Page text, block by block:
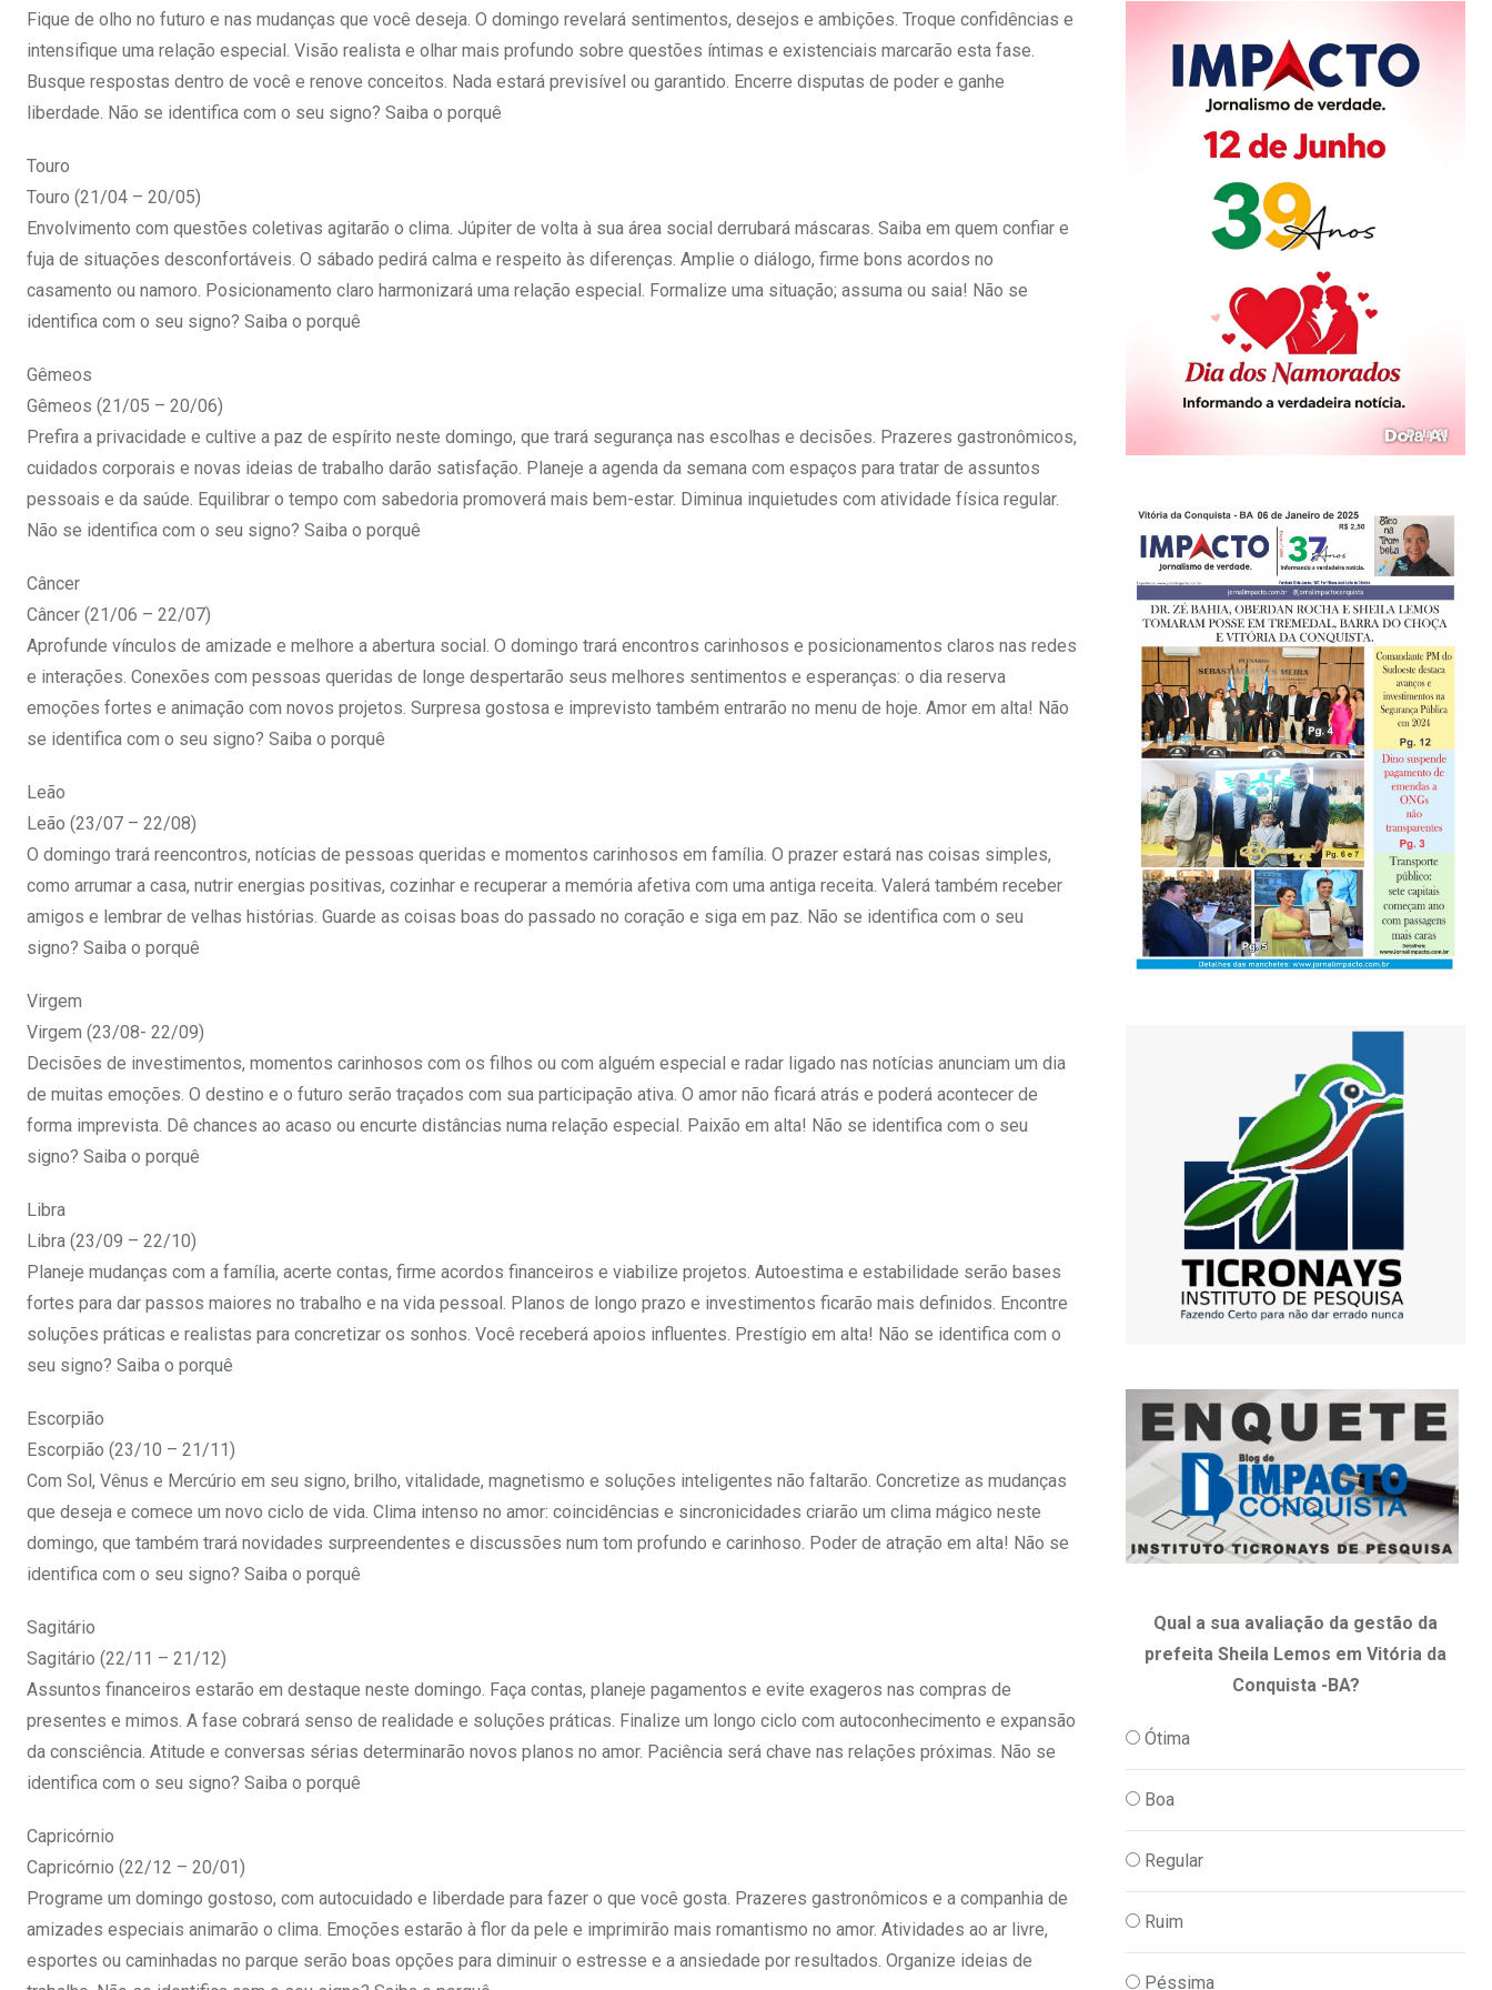
Fique de olho no futuro e nas mudanças que você deseja. O domingo revelará sentimentos, desejos e ambições. Troque confidências e
intensifique uma relação especial. Visão realista e olhar mais profundo sobre questões íntimas e existenciais marcarão esta fase.
Busque respostas dentro de você e renove conceitos. Nada estará previsível ou garantido. Encerre disputas de poder e ganhe
liberdade. Não se identifica com o seu signo? Saiba o porquê
Touro
Touro (21/04 – 20/05)
Envolvimento com questões coletivas agitarão o clima. Júpiter de volta à sua área social derrubará máscaras. Saiba em quem confiar e
fuja de situações desconfortáveis. O sábado pedirá calma e respeito às diferenças. Amplie o diálogo, firme bons acordos no
casamento ou namoro. Posicionamento claro harmonizará uma relação especial. Formalize uma situação; assuma ou saia! Não se
identifica com o seu signo? Saiba o porquê
Gêmeos
Gêmeos (21/05 – 20/06)
Prefira a privacidade e cultive a paz de espírito neste domingo, que trará segurança nas escolhas e decisões. Prazeres gastronômicos,
cuidados corporais e novas ideias de trabalho darão satisfação. Planeje a agenda da semana com espaços para tratar de assuntos
pessoais e da saúde. Equilibrar o tempo com sabedoria promoverá mais bem-estar. Diminua inquietudes com atividade física regular.
Não se identifica com o seu signo? Saiba o porquê
Câncer
Câncer (21/06 – 22/07)
Aprofunde vínculos de amizade e melhore a abertura social. O domingo trará encontros carinhosos e posicionamentos claros nas redes
e interações. Conexões com pessoas queridas de longe despertarão seus melhores sentimentos e esperanças: o dia reserva
emoções fortes e animação com novos projetos. Surpresa gostosa e imprevisto também entrarão no menu de hoje. Amor em alta! Não
se identifica com o seu signo? Saiba o porquê
Leão
Leão (23/07 – 22/08)
O domingo trará reencontros, notícias de pessoas queridas e momentos carinhosos em família. O prazer estará nas coisas simples,
como arrumar a casa, nutrir energias positivas, cozinhar e recuperar a memória afetiva com uma antiga receita. Valerá também receber
amigos e lembrar de velhas histórias. Guarde as coisas boas do passado no coração e siga em paz. Não se identifica com o seu
signo? Saiba o porquê
Virgem
Virgem (23/08- 22/09)
Decisões de investimentos, momentos carinhosos com os filhos ou com alguém especial e radar ligado nas notícias anunciam um dia
de muitas emoções. O destino e o futuro serão traçados com sua participação ativa. O amor não ficará atrás e poderá acontecer de
forma imprevista. Dê chances ao acaso ou encurte distâncias numa relação especial. Paixão em alta! Não se identifica com o seu
signo? Saiba o porquê
Libra
Libra (23/09 – 22/10)
Planeje mudanças com a família, acerte contas, firme acordos financeiros e viabilize projetos. Autoestima e estabilidade serão bases
fortes para dar passos maiores no trabalho e na vida pessoal. Planos de longo prazo e investimentos ficarão mais definidos. Encontre
soluções práticas e realistas para concretizar os sonhos. Você receberá apoios influentes. Prestígio em alta! Não se identifica com o
seu signo? Saiba o porquê
Escorpião
Escorpião (23/10 – 21/11)
Com Sol, Vênus e Mercúrio em seu signo, brilho, vitalidade, magnetismo e soluções inteligentes não faltarão. Concretize as mudanças
que deseja e comece um novo ciclo de vida. Clima intenso no amor: coincidências e sincronicidades criarão um clima mágico neste
domingo, que também trará novidades surpreendentes e discussões num tom profundo e carinhoso. Poder de atração em alta! Não se
identifica com o seu signo? Saiba o porquê
Sagitário
Sagitário (22/11 – 21/12)
Assuntos financeiros estarão em destaque neste domingo. Faça contas, planeje pagamentos e evite exageros nas compras de
presentes e mimos. A fase cobrará senso de realidade e soluções práticas. Finalize um longo ciclo com autoconhecimento e expansão
da consciência. Atitude e conversas sérias determinarão novos planos no amor. Paciência será chave nas relações próximas. Não se
identifica com o seu signo? Saiba o porquê
Capricórnio
Capricórnio (22/12 – 20/01)
Programe um domingo gostoso, com autocuidado e liberdade para fazer o que você gosta. Prazeres gastronômicos e a companhia de
amizades especiais animarão o clima. Emoções estarão à flor da pele e imprimirão mais romantismo no amor. Atividades ao ar livre,
esportes ou caminhadas no parque serão boas opções para diminuir o estresse e a ansiedade por resultados. Organize ideias de
Qual a sua avaliação da gestão da
prefeita Sheila Lemos em Vitória da
Conquista -BA?
Ótima
Boa
Regular
Ruim
Péssima